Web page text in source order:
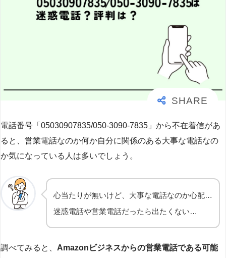
電話番号「05030907835/050-3090-7835」から不在着信があ
ると、営業電話なのか何か自分に関係のある大事な電話なの
か気になっている人は多いでしょう。
心当たりが無いけど、大事な電話なのか心配…
迷惑電話や営業電話だったら出たくない…
調べてみると、 Amazonビジネスからの営業電話である可能